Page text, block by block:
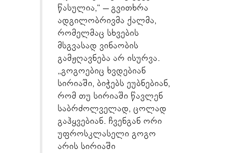
წასულია,“ – გვითხრა
ადგილობრივმა ქალმა,
რომელმაც სხვების
მსგვასად ვინაობის
გამჟღავნება არ ისურვა.
„გოგოებიც ხვდებიან
სირიაში, ბიჭებს ეუბნებიან,
რომ თუ სირიაში წავლენ
საბრძოლველად, ცოლად
გაჰყვებიან. ჩვენგან ორი
უფროსკლასელი გოგო
არის სირიაში